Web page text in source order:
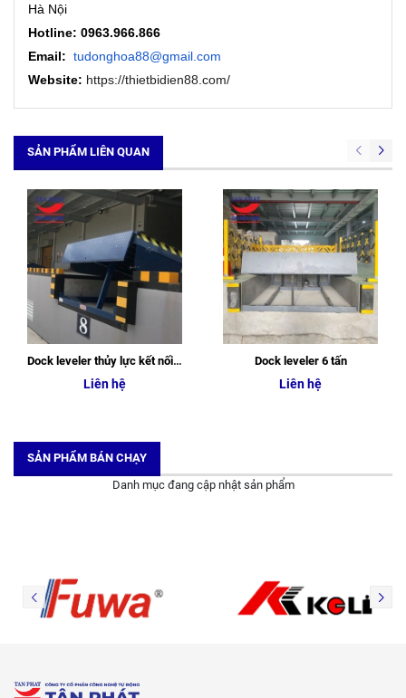
Hà Nội
Hotline: 0963.966.866
Email: tudonghoa88@gmail.com
Website: https://thietbidien88.com/
SẢN PHẨM LIÊN QUAN
Dock leveler thủy lực kết nối xe & kho an toàn
Liên hệ
Dock leveler 6 tấn
Liên hệ
SẢN PHẨM BÁN CHẠY
Danh mục đang cập nhật sản phẩm